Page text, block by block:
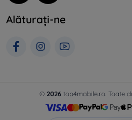
Alăturați-ne
© 2026top4mobile.ro. Toate